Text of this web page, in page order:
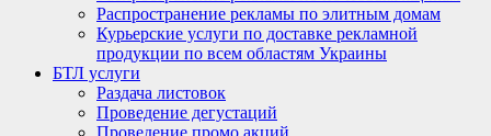
Распространение рекламы по элитным домам
Курьерские услуги по доставке рекламной
продукции по всем областям Украины
БТЛ услуги
Раздача листовок
Проведение дегустаций
Проведение промо акций